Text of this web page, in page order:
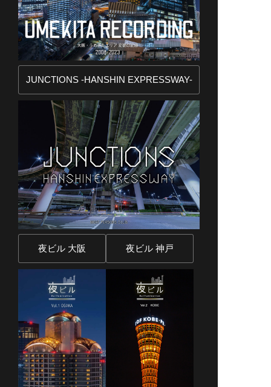
JUNCTIONS -HANSHIN EXPRESSWAY-
夜ビル 大阪 夜ビル 神戸